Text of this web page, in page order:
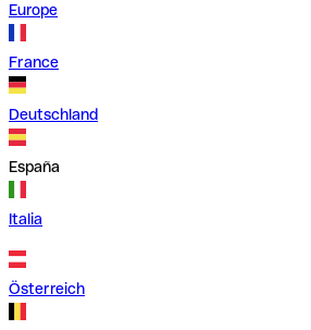
Europe
France
Deutschland
España
Italia
Österreich